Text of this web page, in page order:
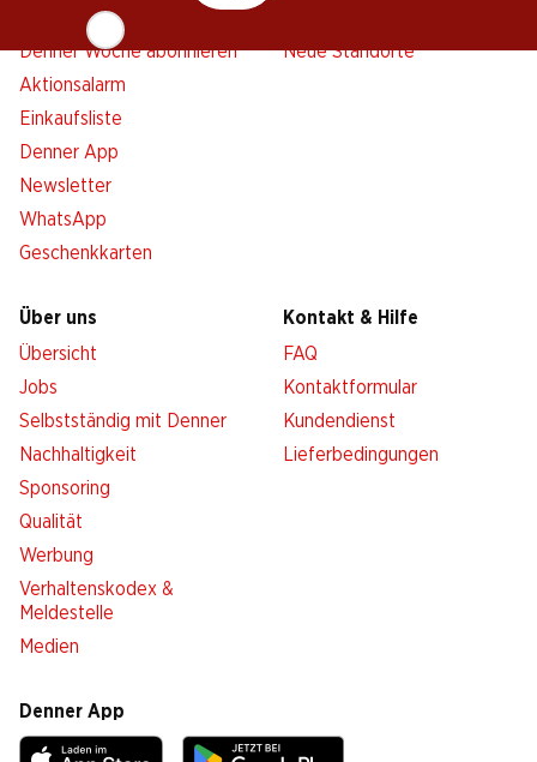
Übersicht
Denner Woche abonnieren
Aktionsalarm
Einkaufsliste
Denner App
Newsletter
WhatsApp
Geschenkkarten
Neue Standorte
Über uns
Übersicht
Jobs
Selbstständig mit Denner
Nachhaltigkeit
Sponsoring
Qualität
Werbung
Verhaltenskodex &
Meldestelle
Medien
Kontakt & Hilfe
FAQ
Kontaktformular
Kundendienst
Lieferbedingungen
Denner App